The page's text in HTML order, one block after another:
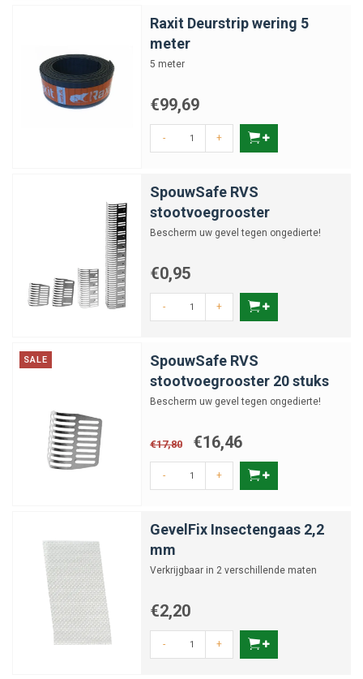
Raxit Deurstrip wering 5
meter
5 meter
€99,69
- +
SpouwSafe RVS
stootvoegrooster
Bescherm uw gevel tegen ongedierte!
€0,95
- +
SALE
SpouwSafe RVS
stootvoegrooster 20 stuks
Bescherm uw gevel tegen ongedierte!
€17,80 €16,46
- +
GevelFix Insectengaas 2,2
mm
Verkrijgbaar in 2 verschillende maten
€2,20
- +